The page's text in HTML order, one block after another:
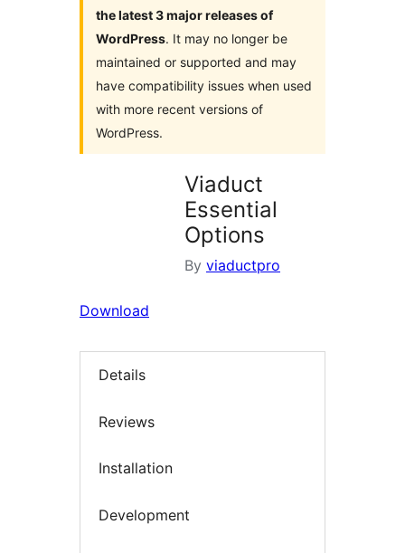
the latest 3 major releases of
WordPress. It may no longer be
maintained or supported and may
have compatibility issues when used
with more recent versions of
WordPress.
Viaduct
Essential
Options
By viaductpro
Download
Details
Reviews
Installation
Development